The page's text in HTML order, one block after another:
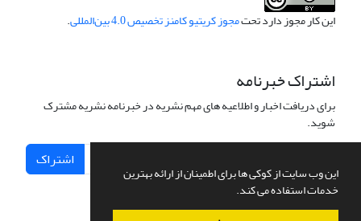
این وب سایت از کوکی ها برای اطمینان از ارائه بهترین
خدمات استفاده می کند.
این کار مجوز دارد تحتمجوز کریتیو کامنز تخصیص 4.0 بین‌المللی .
اشتراک خبرنامه
برای دریافت اخبار و اطلاعیه های مهم نشریه در خبرنامه نشریه مشترک
شوید.
اشتراک